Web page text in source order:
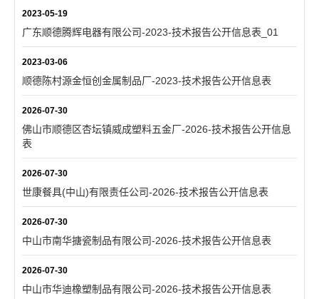
2023-05-19
广东顺德腾辉电器有限公司-2023-技术报告公开信息表_01
2023-03-06
顺德陈村源金恒创金属制品厂-2023-技术报告公开信息表
2026-07-30
佛山市顺德区杏坛镇威成塑料五金厂-2026-技术报告公开信息
表
2026-07-30
世康餐具(中山)有限责任公司-2026-技术报告公开信息表
2026-07-30
中山市南华搪瓷制品有限公司-2026-技术报告公开信息表
2026-07-30
中山市华迪橡塑制品有限公司-2026-技术报告公开信息表